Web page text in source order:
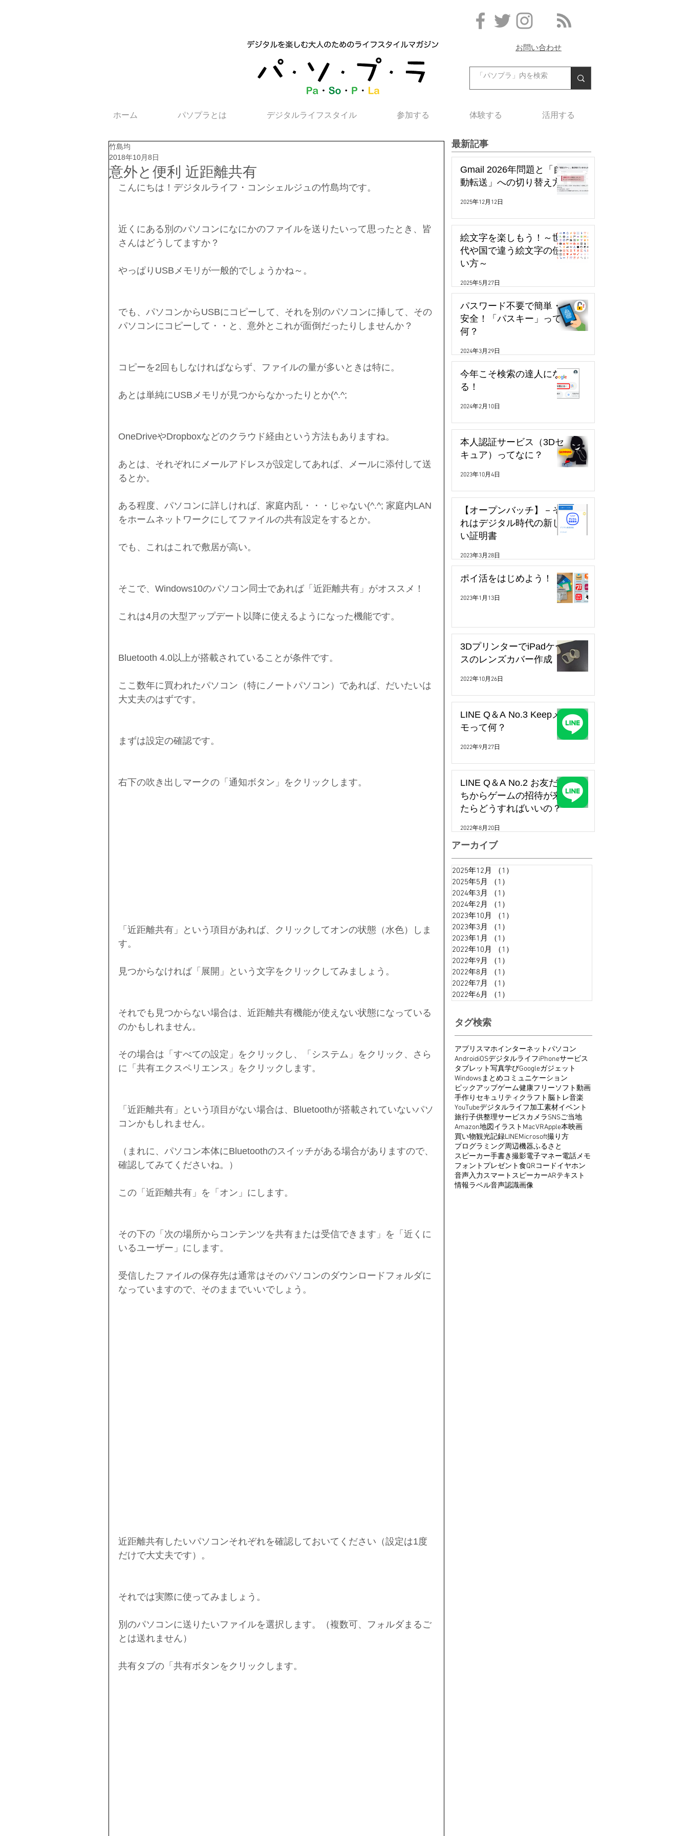
お問い合わせ
ホーム パソプラとは デジタルライフスタイル 参加する 体験する 活用する
意外と便利 近距離共有
竹島均
2018年10月8日
こんにちは！デジタルライフ・コンシェルジュの竹島均です。
近くにある別のパソコンになにかのファイルを送りたいって思ったとき、皆
さんはどうしてますか？
やっぱりUSBメモリが一般的でしょうかね～。
でも、パソコンからUSBにコピーして、それを別のパソコンに挿して、その
パソコンにコピーして・・と、意外とこれが面倒だったりしませんか？
コピーを2回もしなければならず、ファイルの量が多いときは特に。
あとは単純にUSBメモリが見つからなかったりとか(^.^;
OneDriveやDropboxなどのクラウド経由という方法もありますね。
あとは、それぞれにメールアドレスが設定してあれば、メールに添付して送
るとか。
ある程度、パソコンに詳しければ、家庭内乱・・・じゃない(^.^; 家庭内LAN
をホームネットワークにしてファイルの共有設定をするとか。
でも、これはこれで敷居が高い。
そこで、Windows10のパソコン同士であれば「近距離共有」がオススメ！
これは4月の大型アップデート以降に使えるようになった機能です。
Bluetooth 4.0以上が搭載されていることが条件です。
ここ数年に買われたパソコン（特にノートパソコン）であれば、だいたいは
大丈夫のはずです。
まずは設定の確認です。
右下の吹き出しマークの「通知ボタン」をクリックします。
「近距離共有」という項目があれば、クリックしてオンの状態（水色）しま
す。
見つからなければ「展開」という文字をクリックしてみましょう。
それでも見つからない場合は、近距離共有機能が使えない状態になっている
のかもしれません。
その場合は「すべての設定」をクリックし、「システム」をクリック、さら
に「共有エクスペリエンス」をクリックします。
「近距離共有」という項目がない場合は、Bluetoothが搭載されていないパソ
コンかもしれません。
（まれに、パソコン本体にBluetoothのスイッチがある場合がありますので、
確認してみてくださいね。）
この「近距離共有」を「オン」にします。
その下の「次の場所からコンテンツを共有または受信できます」を「近くに
いるユーザー」にします。
受信したファイルの保存先は通常はそのパソコンのダウンロードフォルダに
なっていますので、そのままでいいでしょう。
近距離共有したいパソコンそれぞれを確認しておいてください（設定は1度
だけで大丈夫です）。
それでは実際に使ってみましょう。
別のパソコンに送りたいファイルを選択します。（複数可、フォルダまるご
とは送れません）
共有タブの「共有ボタンをクリックします。
最新記事
Gmail 2026年問題と「自
動転送」への切り替え方
2025年12月12日
絵文字を楽しもう！～世
代や国で違う絵文字の使
い方～
2025年5月27日
パスワード不要で簡単・
安全！「パスキー」って
何？
2024年3月29日
今年こそ検索の達人にな
る！
2024年2月10日
本人認証サービス（3Dセ
キュア）ってなに？
2023年10月4日
【オープンバッチ】－そ
れはデジタル時代の新し
い証明書
2023年3月28日
ポイ活をはじめよう！
2023年1月13日
3DプリンターでiPadケー
スのレンズカバー作成
2022年10月26日
LINE Q＆A No.3 Keepメ
モって何？
2022年9月27日
LINE Q＆A No.2 お友だ
ちからゲームの招待が来
たらどうすればいいの？
2022年8月20日
アーカイブ
2025年12月 （1）
2025年5月
（1）
2024年3月
（1）
2024年2月
（1）
2023年10月
（1）
2023年3月
（1）
2023年1月
（1）
2022年10月
（1）
2022年9月
（1）
2022年8月
（1）
2022年7月
（1）
2022年6月
（1）
タグ検索
アプリ スマホインターネットパソコン
AndroidiOSデジタルライフiPhoneサービス
タブレット写真学びGoogleガジェット
Windowsまとめコミュニケーション
ピックアップゲーム健康フリーソフト動画
手作り セキュリティ クラフト脳トレ音楽
YouTubeデジタルライフ加工素材イベント
旅行子供整理サービスカメラSNSご当地
Amazon地図イラスト MacVRApple本映画
買い物観光記録LINEMicrosoft撮り方
プログラミング周辺機器ふるさと
スピーカー手書き撮影電子マネー電話メモ
フォント プレゼント食QRコードイヤホン
音声入力スマートスピーカーARテキスト
情報ラベル音声認識画像